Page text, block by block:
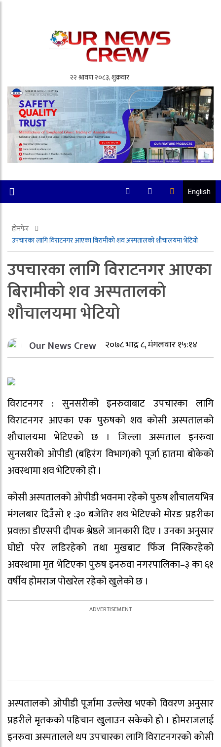
English
होमपेज
उपचारका लागि विराटनगर आएका बिरामीको शव अस्पतालको शौचालयमा भेटियो
उपचारका लागि विराटनगर आएका
बिरामीको शव अस्पतालको
शौचालयमा भेटियो
Our News Crew २०७८ भाद्र ८, मंगलवार १५:१४
विराटनगर : सुनसरीको इनरुवाबाट उपचारका लागि
विराटनगर आएका एक पुरुषको शव कोसी अस्पतालको
शौचालयमा भेटिएको छ । जिल्ला अस्पताल इनरुवा
सुनसरीको ओपीडी (बहिरंग विभाग)को पूर्जा हातमा बोकेको
अवस्थामा शव भेटिएको हो ।
कोसी अस्पतालको ओपीडी भवनमा रहेको पुरुष शौचालयभित्र
मंगलबार दिउँसो १ :३० बजेतिर शव भेटिएको मोरङ प्रहरीका
प्रवक्ता डीएसपी दीपक श्रेष्ठले जानकारी दिए । उनका अनुसार
घोप्टो परेर लडिरहेको तथा मुखबाट फिँज निस्किरहेको
अवस्थामा मृत भेटिएका पुरुष इनरुवा नगरपालिका–३ का ६१
वर्षीय होमराज पोखरेल रहेको खुलेको छ ।
अस्पतालको ओपीडी पूर्जामा उल्लेख भएको विवरण अनुसार
प्रहरीले मृतकको पहिचान खुलाउन सकेको हो । होमराजलाई
इनरुवा अस्पतालले थप उपचारका लागि विराटनगरको कोसी